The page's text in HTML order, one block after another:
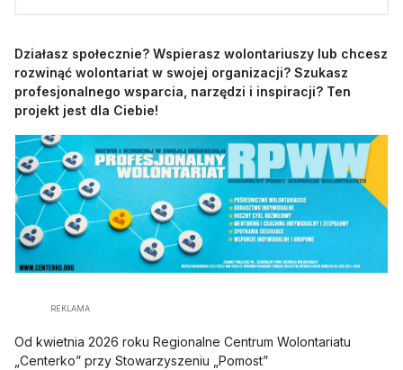
Działasz społecznie? Wspierasz wolontariuszy lub chcesz
rozwinąć wolontariat w swojej organizacji? Szukasz
profesjonalnego wsparcia, narzędzi i inspiracji? Ten
projekt jest dla Ciebie!
REKLAMA
Od kwietnia 2026 roku Regionalne Centrum Wolontariatu
„Centerko” przy Stowarzyszeniu „Pomost”